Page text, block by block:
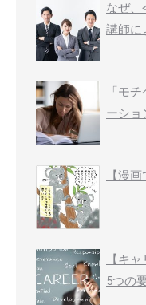
なぜ、
講師に
「モ
ーショ
【漫
【キ
5つの